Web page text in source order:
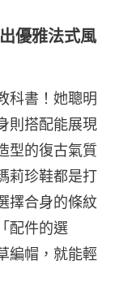
優雅法式風
科書！她聰明
則搭配能展現
型的復古氣質
莉珍鞋都是打
擇合身的條紋
配件的選
編帽，就能輕